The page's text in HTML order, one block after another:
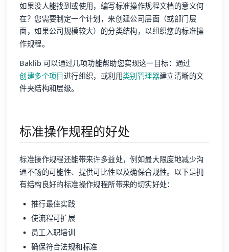
如果没人能找到或使用，编写标准操作规程文档的意义何
在？您需要制定一个计划，来创建公司层面（或部门层
面，如果公司规模较大）的分类结构，以组织您的标准操
作规程。
Baklib 可以通过几项功能帮助您实现这一目标：通过
创建多个项目进行组织，或利用类别管理器建立清晰的文
件夹结构和层级。
标准操作规程的好处
标准操作规程还能带来许多益处，例如最大限度地减少沟
通不畅的可能性、提供可比性以及确保合规性。以下是拥
有结构良好的标准操作规程所带来的切实好处：
推行最佳实践
使流程可扩展
员工入职培训
确保符合法规和标准